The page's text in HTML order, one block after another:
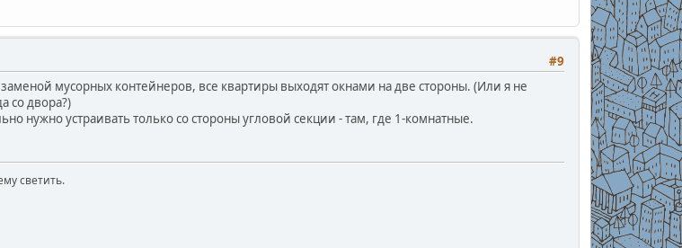
#9
мусорных контейнеров, все квартиры выходят окнами на две стороны. (Или я не
со двора?)
нужно устраивать только со стороны угловой секции - там, где 1-комнатные.
светить.